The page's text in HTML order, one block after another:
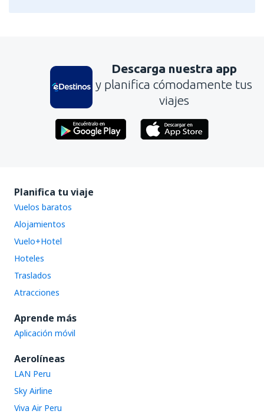
Descarga nuestra app
y planifica cómodamente tus
viajes
Planifica tu viaje
Vuelos baratos
Alojamientos
Vuelo+Hotel
Hoteles
Traslados
Atracciones
Aprende más
Aplicación móvil
Aerolíneas
LAN Peru
Sky Airline
Viva Air Peru